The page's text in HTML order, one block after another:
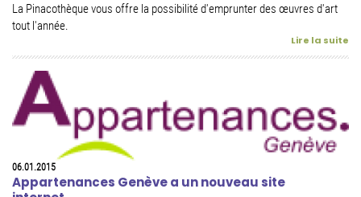
La Pinacothèque vous offre la possibilité d'emprunter des œuvres d'art
tout l'année.
Lire la suite
06.01.2015
Appartenances Genève a un nouveau site